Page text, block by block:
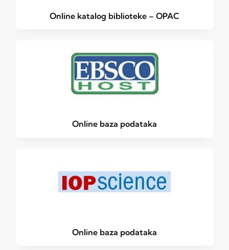
Online katalog biblioteke – OPAC
Online baza podataka
Online baza podataka